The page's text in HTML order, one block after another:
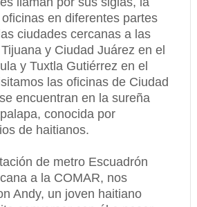
en diferentes partes
ciudades cercanas a las
y Ciudad Juárez en el
y Tuxtla Gutiérrez en el
las oficinas de Ciudad
encuentran en la sureña
conocida por
de haitianos.
de metro Escuadrón
a la COMAR, nos
Andy, un joven haitiano